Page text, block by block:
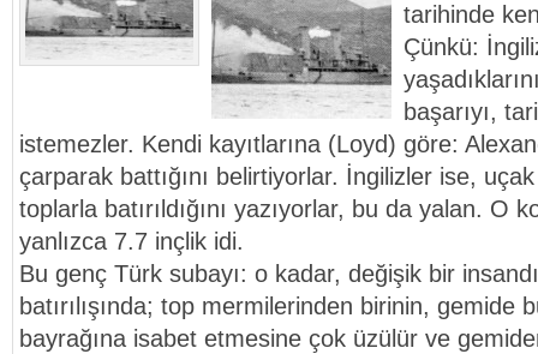
tarihinde
Çünkü:
başarıyı,
istemezler. Kendi kayıtlarına (Loyd) göre:
çarparak battığını belirtiyorlar. İngilizler ise,
toplarla batırıldığını yazıyorlar, bu da yalan. O
yanlızca 7.7 inçlik idi.
Bu genç Türk subayı: o kadar, değişik bir
batırılışında; top mermilerinden birinin, gemide
bayrağına isabet etmesine çok üzülür ve